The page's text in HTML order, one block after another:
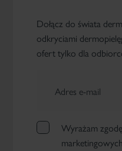
Dołącz do świata
odkryciami
ofert tylko dla
Adres e-mail
Wyrażam